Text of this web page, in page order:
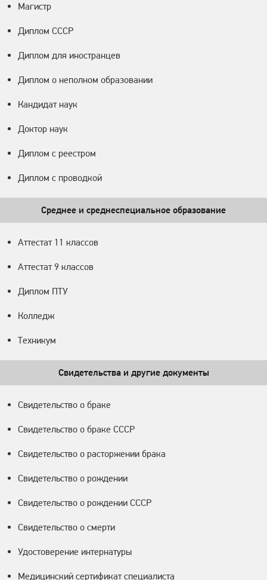
Магистр
Диплом СССР
Диплом для иностранцев
Диплом о неполном образовании
Кандидат наук
Доктор наук
Диплом с реестром
Диплом с проводкой
Среднее и среднеспециальное образование
Аттестат 11 классов
Аттестат 9 классов
Диплом ПТУ
Колледж
Техникум
Свидетельства и другие документы
Свидетельство о браке
Свидетельство о браке СССР
Свидетельство о расторжении брака
Свидетельство о рождении
Свидетельство о рождении СССР
Свидетельство о смерти
Удостоверение интернатуры
Медицинский сертификат специалиста